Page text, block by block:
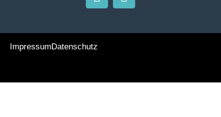
Impressum Datenschutz